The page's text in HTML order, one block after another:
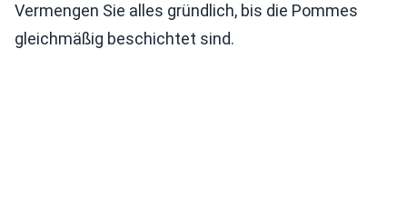
Vermengen Sie alles gründlich, bis die Pommes
gleichmäßig beschichtet sind.